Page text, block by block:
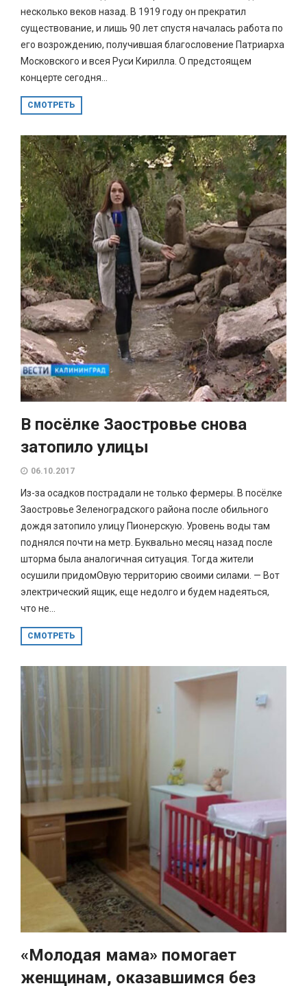
несколько веков назад. В 1919 году он прекратил
существование, и лишь 90 лет спустя началась работа по
его возрождению, получившая благословение Патриарха
Московского и всея Руси Кирилла. О предстоящем
концерте сегодня...
СМОТРЕТЬ
В посёлке Заостровье снова
затопило улицы
06.10.2017
Из-за осадков пострадали не только фермеры. В посёлке
Заостровье Зеленоградского района после обильного
дождя затопило улицу Пионерскую. Уровень воды там
поднялся почти на метр. Буквально месяц назад после
шторма была аналогичная ситуация. Тогда жители
осушили придомОвую территорию своими силами. — Вот
электрический ящик, еще недолго и будем надеяться,
что не...
СМОТРЕТЬ
«Молодая мама» помогает
женщинам, оказавшимся без